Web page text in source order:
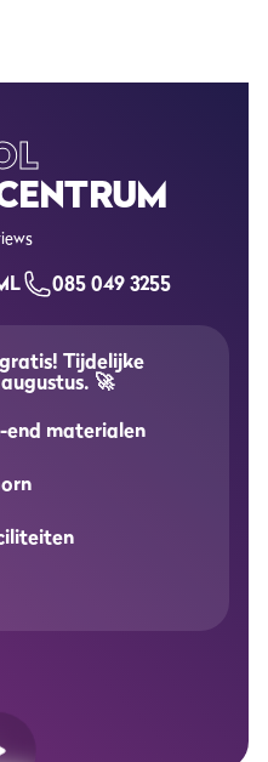
Gym
085 049 3255
Tijdelijke
🚀
end materialen